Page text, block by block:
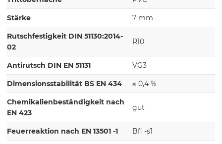
Stärke 7 mm
Rutschfestigkeit DIN 51130:2014-
02
R10
Antirutsch DIN EN 51131 VG3
Dimensionsstabilität BS EN 434 ≤ 0,4 %
Chemikalienbeständigkeit nach
EN 423
gut
Feuerreaktion nach EN 13501 -1 Bfl -s1